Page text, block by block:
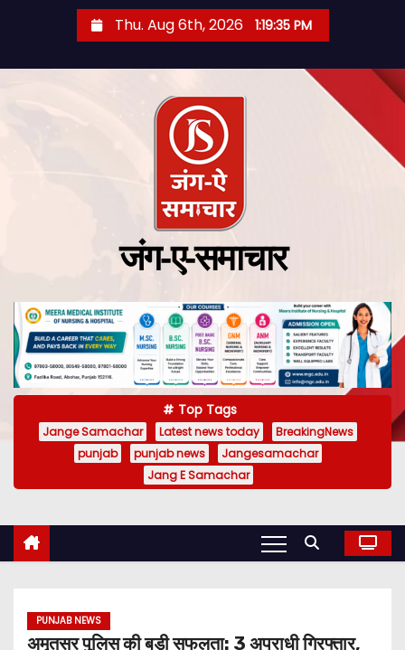
Thu. Aug 6th, 2026 1:19:36 PM
जंग-ए-समाचार
Top Tags
Jange Samachar Latest news today
BreakingNews
punjab
punjab news
Jangesamachar
Jang E Samachar
PUNJAB NEWS
अमृतसर पुलिस की बड़ी सफलता: 3 अपराधी गिरफ्तार,